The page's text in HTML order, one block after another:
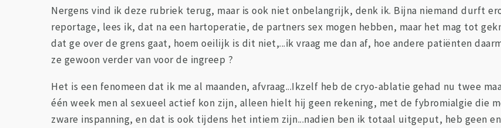
Nergens vind ik deze rubriek terug, maar is ook niet onbelangrijk, denk ik. Bijna niemand durft
reportage, lees ik, dat na een hartoperatie, de partners sex mogen hebben, maar het mag tot
dat ge over de grens gaat, hoem oeilijk is dit niet,...ik vraag me dan af, hoe andere patiënten
ze gewoon verder van voor de ingreep ?
Het is een fenomeen dat ik me al maanden, afvraag...Ikzelf heb de cryo-ablatie gehad nu twee
één week men al sexueel actief kon zijn, alleen hielt hij geen rekening, met de fybromialgie die
zware inspanning, en dat is ook tijdens het intiem zijn...nadien ben ik totaal uitgeput, heb geen